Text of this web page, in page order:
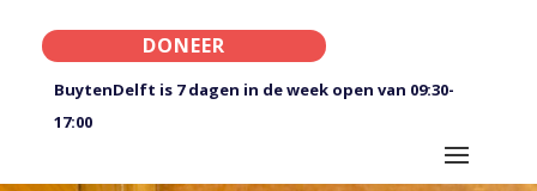
DONEER
BuytenDelft is 7 dagen in de week open van 09:30-
17:00